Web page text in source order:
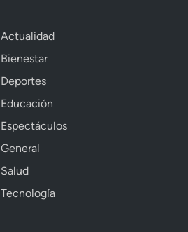
Actualidad
Bienestar
Deportes
Educación
Espectáculos
General
Salud
Tecnología